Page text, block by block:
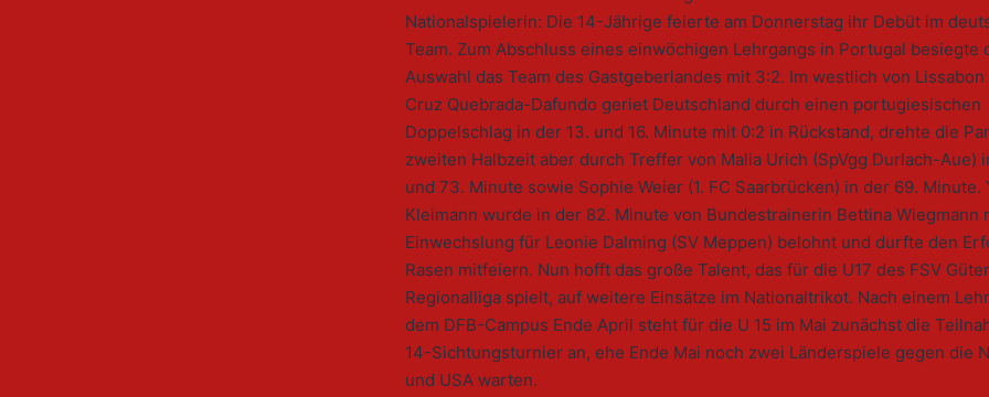
Nationalspielerin: Die 14-Jährige feierte am Donnerstag ihr Debüt im
Team. Zum Abschluss eines einwöchigen Lehrgangs in Portugal besiegte
Auswahl das Team des Gastgeberlandes mit 3:2. Im westlich von
Cruz Quebrada-Dafundo geriet Deutschland durch einen portugiesischen
Doppelschlag in der 13. und 16. Minute mit 0:2 in Rückstand, drehte die
zweiten Halbzeit aber durch Treffer von Malia Urich (SpVgg Durlach-Aue)
und 73. Minute sowie Sophie Weier (1. FC Saarbrücken) in der 69. Minute.
Kleimann wurde in der 82. Minute von Bundestrainerin Bettina Wiegmann
Einwechslung für Leonie Dalming (SV Meppen) belohnt und durfte den
Rasen mitfeiern. Nun hofft das große Talent, das für die U17 des FSV
Regionalliga spielt, auf weitere Einsätze im Nationaltrikot. Nach einem
dem DFB-Campus Ende April steht für die U 15 im Mai zunächst die
14-Sichtungsturnier an, ehe Ende Mai noch zwei Länderspiele gegen die
und USA warten.